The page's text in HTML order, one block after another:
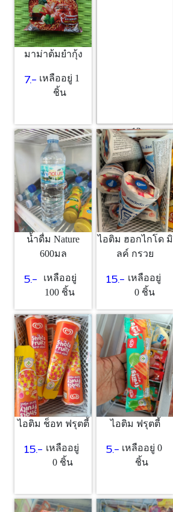
มาม่าต้มยำกุ้ง
7.- เหลืออยู่ 1
ชิ้น
ขนม12บาท
12.- เหลืออยู่
10 ชิ้น
น้ำดื่ม Nature
600มล
5.-
เหลืออยู่
100 ชิ้น
ไอติม ฮอกไกโด มิ
ลค์ กรวย
15.- เหลืออยู่
0 ชิ้น
ไอติม ช็อท ฟรุตตี้
15.- เหลืออยู่
0 ชิ้น
ไอติม ฟรุตตี้
5.- เหลืออยู่ 0
ชิ้น